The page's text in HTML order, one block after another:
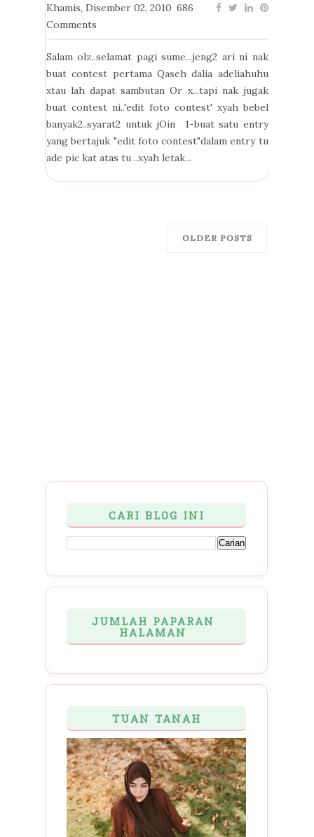
Khamis, Disember 02, 2010 686
Comments
Salam olz..selamat pagi sume...jeng2 ari ni nak
buat contest pertama Qaseh dalia adeliahuhu
xtau lah dapat sambutan Or x...tapi nak jugak
buat contest ni..'edit foto contest' xyah bebel
banyak2..syarat2 untuk jOin 1-buat satu entry
yang bertajuk "edit foto contest"dalam entry tu
ade pic kat atas tu ..xyah letak...
OLDER POSTS
CARI BLOG INI
JUMLAH PAPARAN
HALAMAN
TUAN TANAH